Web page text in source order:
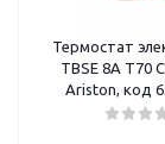
Термостат
TBSE 8A T70
Ariston, код